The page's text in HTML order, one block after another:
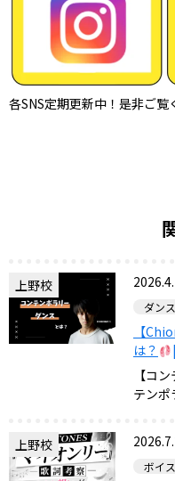
各SNS定期更新中！是非ご覧
上野校
ダンス
【
は？
【コ
テン
上野校
ボイ